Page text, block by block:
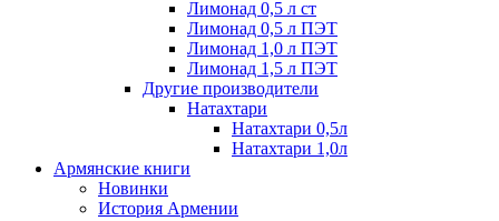
Лимонад 0,5 л ст
Лимонад 0,5 л ПЭТ
Лимонад 1,0 л ПЭТ
Лимонад 1,5 л ПЭТ
Другие производители
Натахтари
Натахтари 0,5л
Натахтари 1,0л
Армянские книги
Новинки
История Армении